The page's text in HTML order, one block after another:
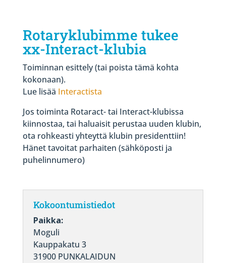
Rotaryklubimme tukee
xx-Interact-klubia
Toiminnan esittely (tai poista tämä kohta
kokonaan).
Lue lisää Interactista
Jos toiminta Rotaract- tai Interact-klubissa
kiinnostaa, tai haluaisit perustaa uuden klubin,
ota rohkeasti yhteyttä klubin presidenttiin!
Hänet tavoitat parhaiten (sähköposti ja
puhelinnumero)
Kokoontumistiedot
Paikka:
Moguli
Kauppakatu 3
31900 PUNKALAIDUN